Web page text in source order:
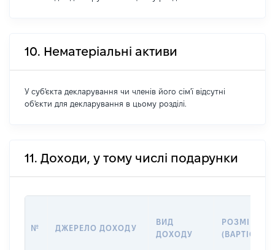
10. Нематеріальні активи
У суб'єкта декларування чи членів його сім'ї відсутні
об'єкти для декларування в цьому розділі.
11. Доходи, у тому числі подарунки
№ ДЖЕРЕЛО ДОХОДУ
ВИД
ДОХОДУ
РОЗМІР
(ВАРТІСТЬ)